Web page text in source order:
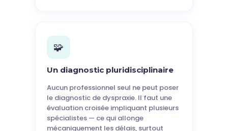
🧩
Un diagnostic pluridisciplinaire
Aucun professionnel seul ne peut poser
le diagnostic de dyspraxie. Il faut une
évaluation croisée impliquant plusieurs
spécialistes — ce qui allonge
mécaniquement les délais, surtout